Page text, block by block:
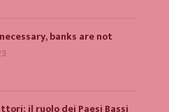
banks are not